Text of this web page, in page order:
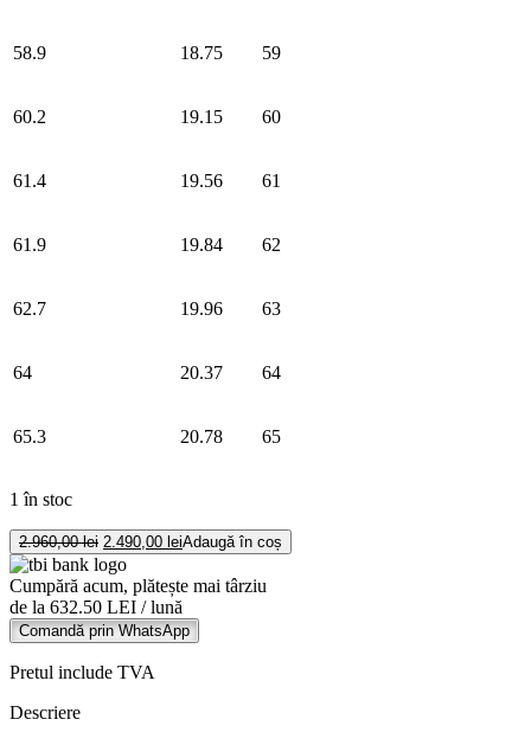
58.9 18.75 59
60.2 19.15 60
61.4 19.56 61
61.9 19.84 62
62.7 19.96 63
64 20.37 64
65.3 20.78 65
1 în stoc
Cantitate
Brățară
din
aur
galben
de
14K
2.960,00lei Prețul
inițial
a
fost:
2.960,00 lei.
2.490,00 leiPrețul
curent
2.490,00 lei.
Adaugă în coș
Cumpără acum, plătește mai târziu
de la 632.50 LEI / lună
Comandă prin WhatsApp
Pretul include TVA
Descriere